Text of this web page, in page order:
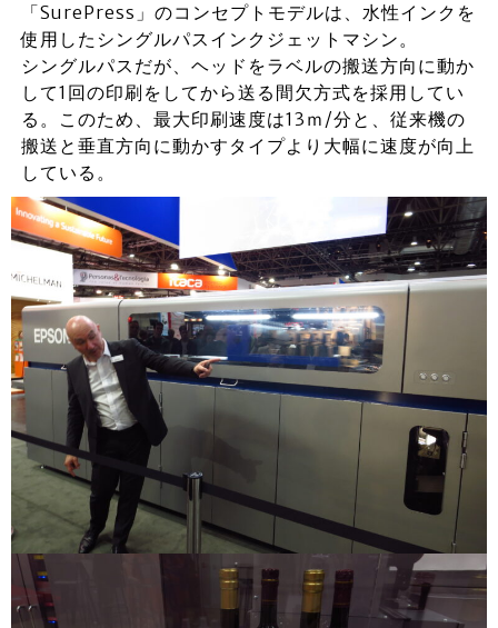
「SurePress」のコンセプトモデルは、水性インクを
使用したシングルパスインクジェットマシン。
シングルパスだが、ヘッドをラベルの搬送方向に動か
して1回の印刷をしてから送る間欠方式を採用してい
る。このため、最大印刷速度は13ｍ/分と、従来機の
搬送と垂直方向に動かすタイプより大幅に速度が向上
している。